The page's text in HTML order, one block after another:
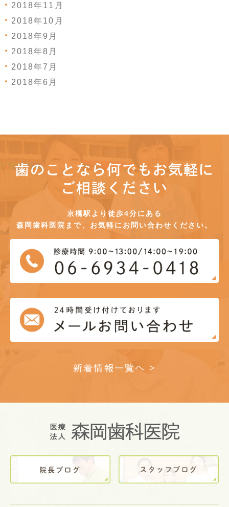
2018年11月
2018年10月
2018年9月
2018年8月
2018年7月
2018年6月
歯のことなら何でもお気軽に
ご相談ください
京橋駅より徒歩4分にある
森岡歯科医院まで、お気軽にお問い合わせください。
新着情報一覧へ >